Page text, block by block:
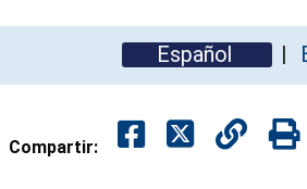
Español
Compartir: